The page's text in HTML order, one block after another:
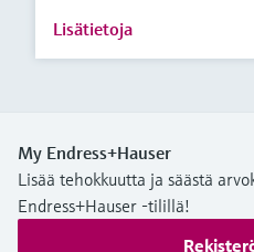
Lisätietoja
My Endress+Hauser
Lisää tehokkuutta ja säästä
Endress+Hauser -tilillä!